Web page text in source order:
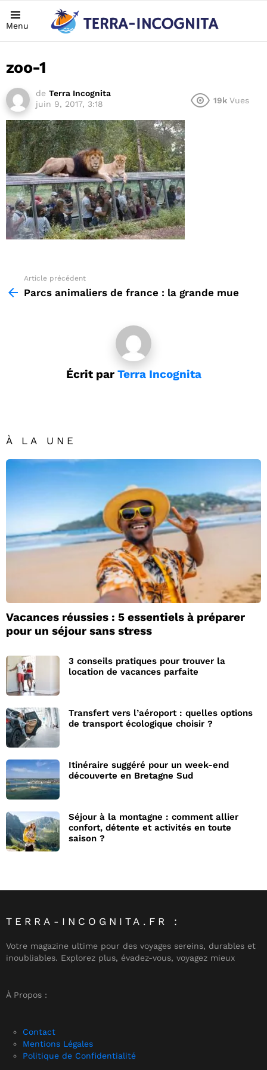
Menu
zoo-1
de Terra Incognita
juin 9, 2017, 3:18
19k Vues
more
Article précédent
Parcs animaliers de france : la grande mue
Écrit par Terra Incognita
À LA UNE
Vacances réussies : 5 essentiels à préparer
pour un séjour sans stress
3 conseils pratiques pour trouver la
location de vacances parfaite
Transfert vers l’aéroport : quelles options
de transport écologique choisir ?
Itinéraire suggéré pour un week-end
découverte en Bretagne Sud
Séjour à la montagne : comment allier
confort, détente et activités en toute
saison ?
TERRA-INCOGNITA.FR :
Votre magazine ultime pour des voyages sereins, durables et
inoubliables. Explorez plus, évadez-vous, voyagez mieux
À Propos :
Contact
Mentions Légales
Politique de Confidentialité